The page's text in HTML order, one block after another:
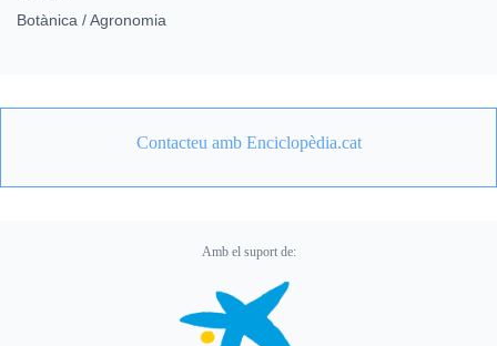
Botànica / Agronomia
Contacteu amb Enciclopèdia.cat
Amb el suport de: